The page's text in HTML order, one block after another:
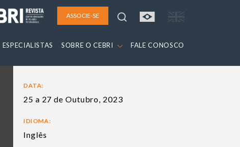
ASSOCIE-SE
ESPECIALISTAS SOBRE O CEBRI FALE CONOSCO
DATA:
25 a 27 de Outubro, 2023
IDIOMA:
Inglês